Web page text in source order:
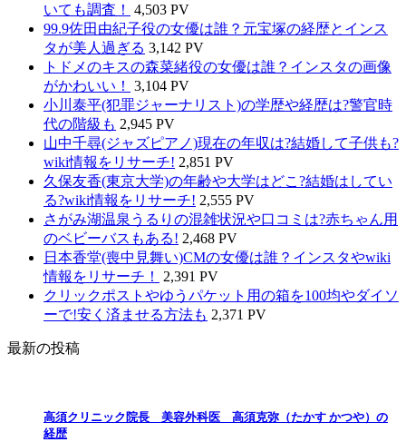
いても調査！
4,503 PV
99.9佐田由紀子役の女優は誰？元宝塚の経歴とインス
タが美人過ぎる 3,142 PV
トドメのキスの森菜緒役の女優は誰？インスタの画像
がかわいい！
3,104 PV
小川泰平(犯罪ジャーナリスト)の学歴や経歴は?警官時
代の階級も 2,945 PV
山中千尋(ジャズピアノ)現在の年収は?結婚して子供も?
wiki情報をリサーチ! 2,851 PV
久保友香(東京大学)の年齢や大学はどこ?結婚はしてい
る?wiki情報をリサーチ! 2,555 PV
さがみ湖温泉うるりの混雑状況や口コミは?赤ちゃん用
のベビーバスもある! 2,468 PV
日本香堂(喪中見舞い)CMの女優は誰？インスタやwiki
情報をリサーチ！
2,391 PV
クリックポストやゆうパケット用の箱を100均やダイソ
ーで!安く済ませる方法も 2,371 PV
最新の投稿
高須クリニック院長 美容外科医 高須克弥（たかす かつや）の
経歴